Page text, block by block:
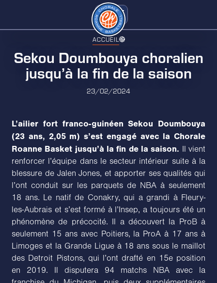
ACCUEIL
Sekou Doumbouya choralien
jusqu’à la fin de la saison
23/02/2024
L’ailier fort franco-guinéen Sekou Doumbouya
(23 ans, 2,05 m) s’est engagé avec la Chorale
Roanne Basket jusqu’à la fin de la saison. Il vient
renforcer l’équipe dans le secteur intérieur suite à la
blessure de Jalen Jones, et apporter ses qualités qui
l’ont conduit sur les parquets de NBA à seulement
18 ans. Le natif de Conakry, qui a grandi à Fleury-
les-Aubrais et s’est formé à l’Insep, a toujours été un
phénomène de précocité. Il a découvert la ProB à
seulement 15 ans avec Poitiers, la ProA à 17 ans à
Limoges et la Grande Ligue à 18 ans sous le maillot
des Detroit Pistons, qui l’ont drafté en 15e position
en 2019. Il disputera 94 matchs NBA avec la